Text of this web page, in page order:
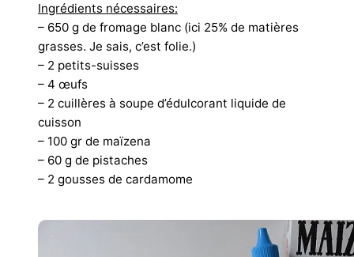
Ingrédients nécessaires:
– 650 g de fromage blanc (ici 25% de matières
grasses. Je sais, c’est folie.)
– 2 petits-suisses
– 4 œufs
– 2 cuillères à soupe d’édulcorant liquide de
cuisson
– 100 gr de maïzena
– 60 g de pistaches
– 2 gousses de cardamome